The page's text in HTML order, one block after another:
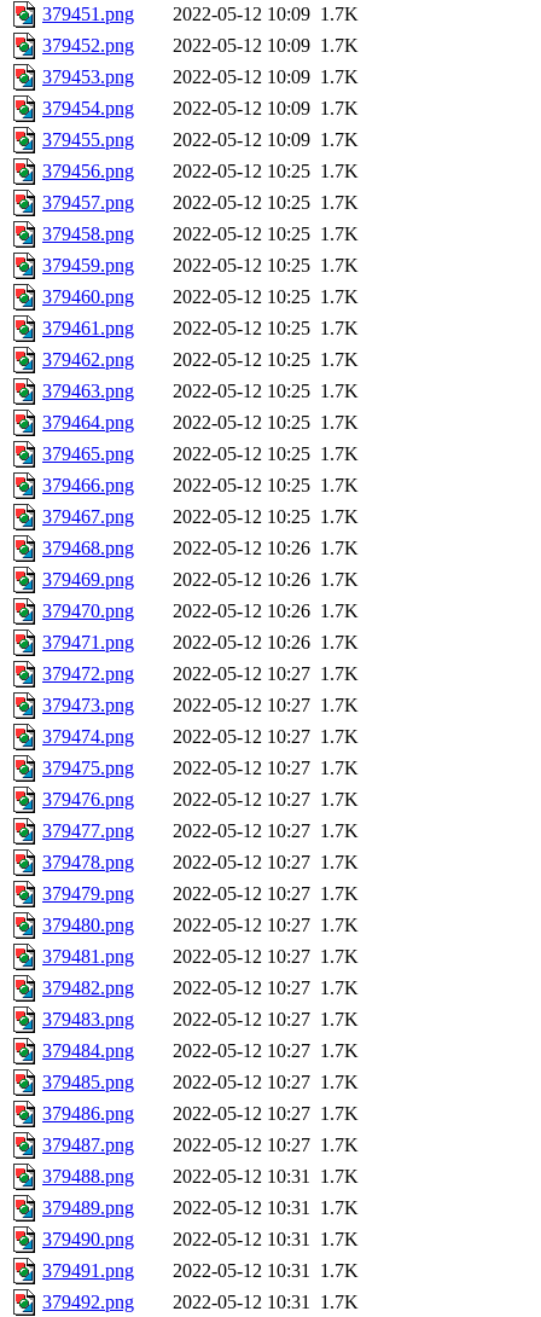
379451.png
2022-05-12 10:09 1.7K
379452.png
2022-05-12 10:09 1.7K
379453.png
2022-05-12 10:09 1.7K
379454.png
2022-05-12 10:09 1.7K
379455.png
2022-05-12 10:09 1.7K
379456.png
2022-05-12 10:25 1.7K
379457.png
2022-05-12 10:25 1.7K
379458.png
2022-05-12 10:25 1.7K
379459.png
2022-05-12 10:25 1.7K
379460.png
2022-05-12 10:25 1.7K
379461.png
2022-05-12 10:25 1.7K
379462.png
2022-05-12 10:25 1.7K
379463.png
2022-05-12 10:25 1.7K
379464.png
2022-05-12 10:25 1.7K
379465.png
2022-05-12 10:25 1.7K
379466.png
2022-05-12 10:25 1.7K
379467.png
2022-05-12 10:25 1.7K
379468.png
2022-05-12 10:26 1.7K
379469.png
2022-05-12 10:26 1.7K
379470.png
2022-05-12 10:26 1.7K
379471.png
2022-05-12 10:26 1.7K
379472.png
2022-05-12 10:27 1.7K
379473.png
2022-05-12 10:27 1.7K
379474.png
2022-05-12 10:27 1.7K
379475.png
2022-05-12 10:27 1.7K
379476.png
2022-05-12 10:27 1.7K
379477.png
2022-05-12 10:27 1.7K
379478.png
2022-05-12 10:27 1.7K
379479.png
2022-05-12 10:27 1.7K
379480.png
2022-05-12 10:27 1.7K
379481.png
2022-05-12 10:27 1.7K
379482.png
2022-05-12 10:27 1.7K
379483.png
2022-05-12 10:27 1.7K
379484.png
2022-05-12 10:27 1.7K
379485.png
2022-05-12 10:27 1.7K
379486.png
2022-05-12 10:27 1.7K
379487.png
2022-05-12 10:27 1.7K
379488.png
2022-05-12 10:31 1.7K
379489.png
2022-05-12 10:31 1.7K
379490.png
2022-05-12 10:31 1.7K
379491.png
2022-05-12 10:31 1.7K
379492.png
2022-05-12 10:31 1.7K